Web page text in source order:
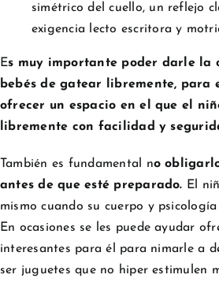
simétrico del cuello, un reflejo
exigencia lecto escritora y
Es muy importante poder darle la
bebés de gatear libremente, para
ofrecer un espacio en el que el
libremente con facilidad y
También es fundamental no
antes de que esté preparado. El
mismo cuando su cuerpo y
En ocasiones se les puede ayudar
interesantes para él para nimarle a
ser juguetes que no hiper estimulen